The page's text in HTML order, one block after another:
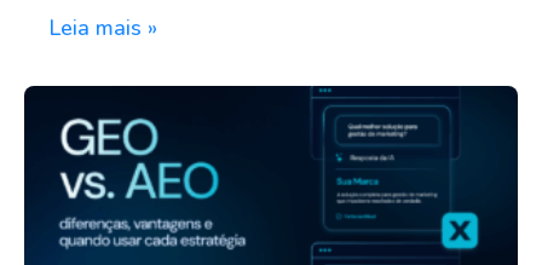
Leia mais »